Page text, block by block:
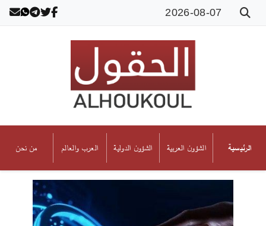
2026-08-07
الرئيسية الشؤون العربية الشؤون الدولية العرب والعالم من نحن